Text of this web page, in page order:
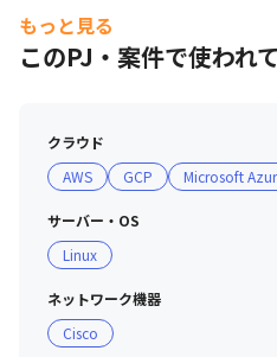
もっと見る
このPJ・案件で使われ
クラウド
AWS
GCP Microsoft
サーバー・OS
Linux
ネットワーク機器
Cisco